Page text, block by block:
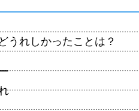
うれしかったことは？